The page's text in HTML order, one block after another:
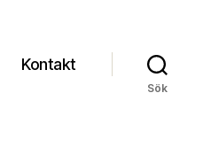
Kontakt
Sök